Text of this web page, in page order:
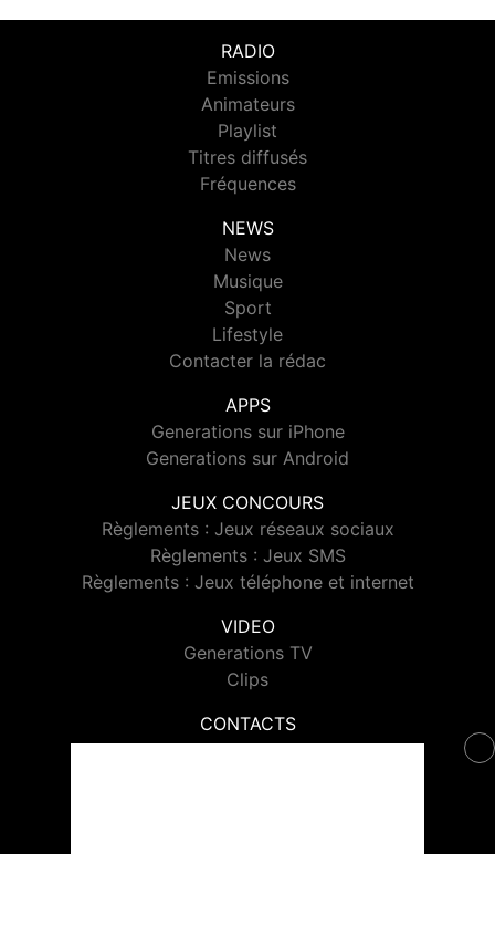
RADIO
Emissions
Animateurs
Playlist
Titres diffusés
Fréquences
NEWS
News
Musique
Sport
Lifestyle
Contacter la rédac
APPS
Generations sur iPhone
Generations sur Android
JEUX CONCOURS
Règlements : Jeux réseaux sociaux
Règlements : Jeux SMS
Règlements : Jeux téléphone et internet
VIDEO
Generations TV
Clips
CONTACTS
Contacter Generations